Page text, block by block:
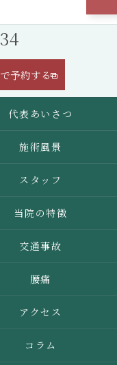
予約する
代表あいさつ
施術風景
スタッフ
当院の特徴
交通事故
腰痛
アクセス
コラム